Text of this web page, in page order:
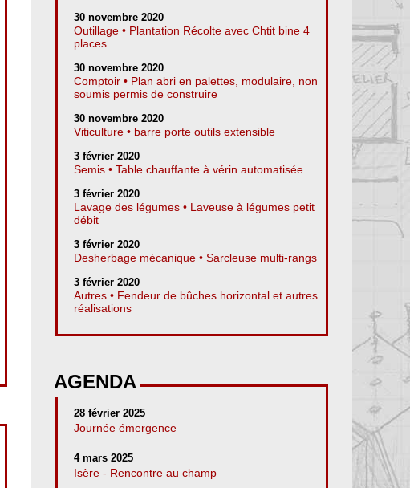
30 novembre 2020
Outillage • Plantation Récolte avec Chtit bine 4
places
30 novembre 2020
Comptoir • Plan abri en palettes, modulaire, non
soumis permis de construire
30 novembre 2020
Viticulture • barre porte outils extensible
3 février 2020
Semis • Table chauffante à vérin automatisée
3 février 2020
Lavage des légumes • Laveuse à légumes petit
débit
3 février 2020
Desherbage mécanique • Sarcleuse multi-rangs
3 février 2020
Autres • Fendeur de bûches horizontal et autres
réalisations
AGENDA
28 février 2025
Journée émergence
4 mars 2025
Isère - Rencontre au champ